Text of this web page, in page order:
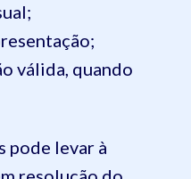
válida, quando
pode levar à